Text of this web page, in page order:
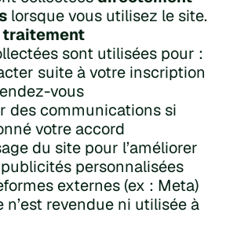
lorsque vous utilisez le site.
traitement
sont utilisées pour :
suite à votre inscription
vous
des communications si
votre accord
du site pour l’améliorer
personnalisées
externes (ex : Meta)
revendue ni utilisée à